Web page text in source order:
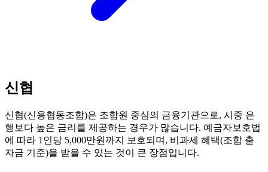
신협
신협(신용협동조합)은 조합원 중심의 금융기관으로, 시중 은
행보다 높은 금리를 제공하는 경우가 많습니다. 예금자보호법
에 따라 1인당 5,000만원까지 보호되며, 비과세 혜택(조합 출
자금 기준)을 받을 수 있는 것이 큰 장점입니다.